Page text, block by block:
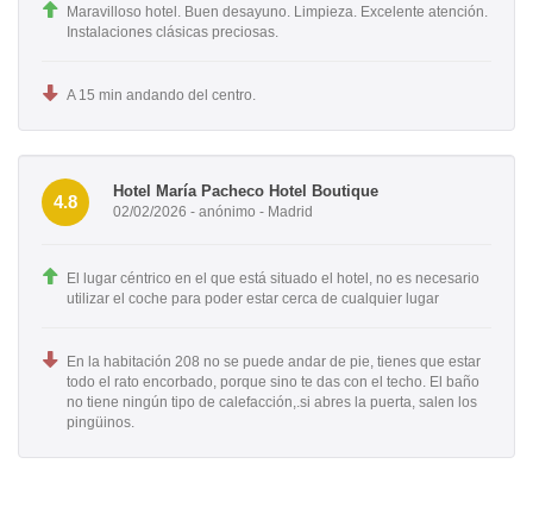
Maravilloso hotel. Buen desayuno. Limpieza. Excelente atención.
Instalaciones clásicas preciosas.
A 15 min andando del centro.
4.8
Hotel María Pacheco Hotel Boutique
02/02/2026 - anónimo - Madrid
El lugar céntrico en el que está situado el hotel, no es necesario
utilizar el coche para poder estar cerca de cualquier lugar
En la habitación 208 no se puede andar de pie, tienes que estar
todo el rato encorbado, porque sino te das con el techo. El baño
no tiene ningún tipo de calefacción,.si abres la puerta, salen los
pingüinos.